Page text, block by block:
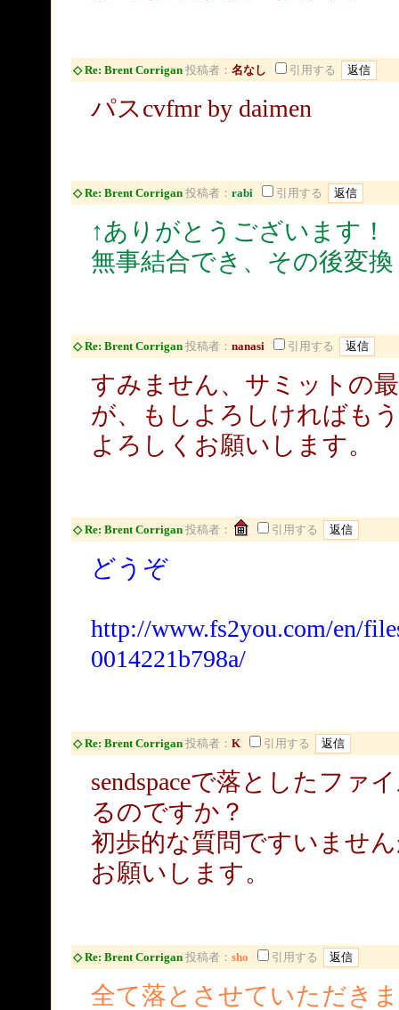
◇ Re: Brent Corrigan 投稿者： 名なし 引用する
パスcvfmr by daimen
◇ Re: Brent Corrigan 投稿者： rabi 引用する
↑ありがとうございます！
無事結合でき、その後変
◇ Re: Brent Corrigan 投稿者： nanasi 引用する
すみません、サミットの
が、もしよろしければも
よろしくお願いします。
◇ Re: Brent Corrigan 投稿者： 引用する
どうぞ
http://www.fs2you.com/en/
0014221b798a/
◇ Re: Brent Corrigan 投稿者： K 引用する
sendspaceで落としたファ
るのですか？
初歩的な質問ですいませ
お願いします。
◇ Re: Brent Corrigan 投稿者： sho 引用する
全て落とさせていただき